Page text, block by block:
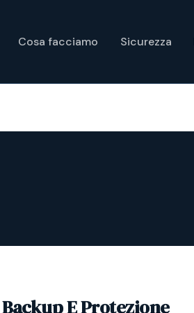
Cosa facciamo Sicurezza
E Protezione